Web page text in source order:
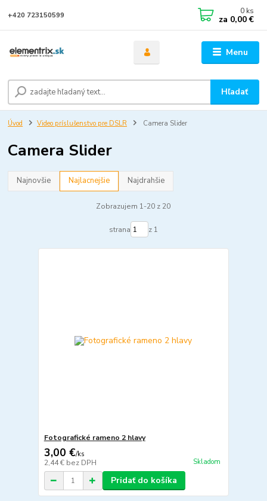
Menu
Hľadať
+420 723150599 0 ks
za 0,00 €
Úvod Video príslušenstvo pre DSLR Camera Slider
Camera Slider
Najnovšie Najlacnejšie Najdrahšie
Zobrazujem 1-20 z 20
strana z 1
Fotografické rameno 2 hlavy
3,00 €/ks
2,44 € bez DPH Skladom
Pridať do košíka